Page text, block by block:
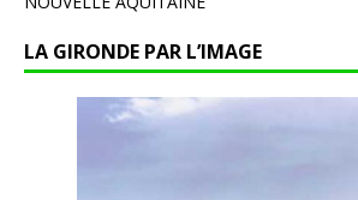
LA GIRONDE PAR L’IMAGE